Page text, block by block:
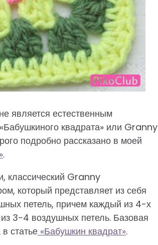
является естественным
квадрата» или Granny
подробно рассказано в моей
.
классический Granny
который представляет из себя
петель, причем каждый из 4-х
3-4 воздушных петель. Базовая
статье «Бабушкин квадрат».